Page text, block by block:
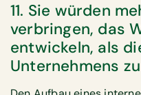
11. Sie würden
verbringen, das
entwickeln, als
Unternehmens